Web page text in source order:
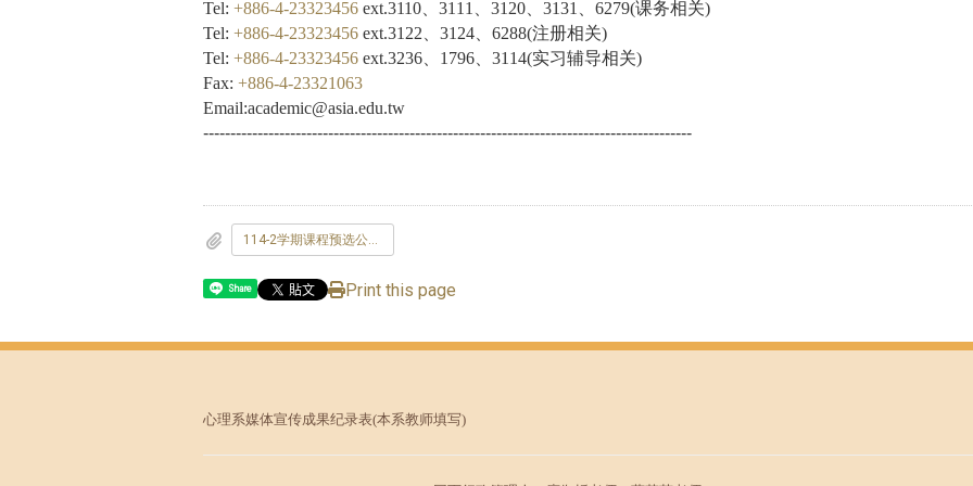
Tel: +886-4-23323456 ext.3110 、3111、3120、3131、6279(课务相关)
Tel: +886-4-23323456 ext.3122 、3124、6288(注册相关)
Tel: +886-4-23323456 ext.3236 、1796、3114(实习辅导相关)
Fax: +886-4-23321063
Email:academic@asia.edu.tw
------------------------------------------------------------------------------------------
114-2学期课程预选公告.pdf
Share Print this page
心理系媒体宣传成果纪录表(本系教师填写)